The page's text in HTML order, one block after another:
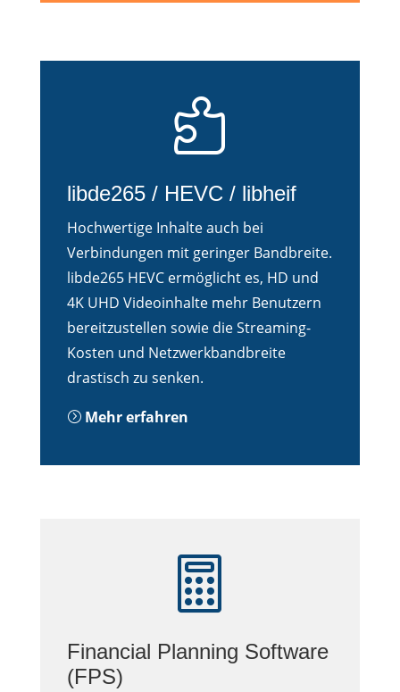

libde265 / HEVC / libheif
Hochwertige Inhalte auch bei
Verbindungen mit geringer Bandbreite.
libde265 HEVC ermöglicht es, HD und
4K UHD Videoinhalte mehr Benutzern
bereitzustellen sowie die Streaming-
Kosten und Netzwerkbandbreite
drastisch zu senken.
=Mehr erfahren

Financial Planning Software
(FPS)